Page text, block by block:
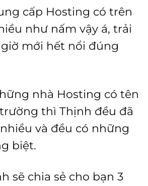
cấp Hosting có trên
như nấm vậy á, trải
mới hết nổi đúng
nhà Hosting có tên
thì Thịnh đều đã
và đều có những
biệt.
sẽ chia sẻ cho bạn 3